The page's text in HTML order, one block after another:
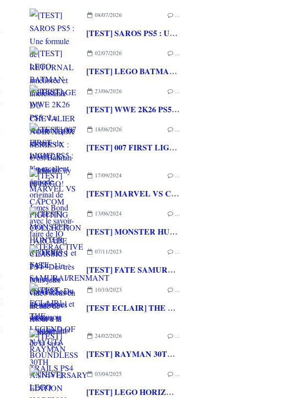
08/07/2026 …
[TEST] SAROS PS5 : Une formule de RETURNAL améliorée et interessante
02/07/2026 …
[TEST] LEGO BATMAN L'HERITAGE DU CHEVALIER NOIR XBOX SERIES X : C'est Batman Arkham City en LEGO!
23/06/2026 …
[TEST] WWE 2K26 PS5 : La version la plus aboutie de WWE 2K depuis la pause
18/06/2026 …
[TEST] 007 FIRST LIGHT PS5 : Un excellent épisode original de James Bond avec le savoir-faire de IO INTERACTIVE
17/09/2024 …
[TEST] MARVEL VS CAPCOM FIGHTING COLLECTION : ARCADE CLASSICS PS4 : Des très bons jeux vidéo sortis en arcade de retour à la maison!
13/06/2024 …
[TEST] MONSTER HUNTER STORIES 1 et 2 PS4 : Un retour des chevaucheurs de monstres sublime et passionnant
07/11/2023 …
[TEST] FATE SAMURAI/RENMANT PS4/PS5 : Du visual novel et du musou pour les fans de la saga
10/10/2023 …
[TEST ECLAIR] THE LEGEND OF NAYUTA BOUNDLESS TRAILS PS4
24/02/2026 …
[TEST] RAYMAN 30TH ANNIVERSARY EDITION PS5 : Un grand hommage pour un jeu qui a marqué l'histoire du Jeu Vidéo!
03/04/2025 …
[TEST] LEGO HORIZON ADVENTURES PS5 : Surtout pour les fans d'Aloy